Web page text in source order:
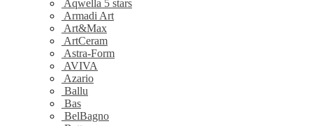
Aqwella 5 stars
Armadi Art
Art&Max
ArtCeram
Astra-Form
AVIVA
Azario
Ballu
Bas
BelBagno